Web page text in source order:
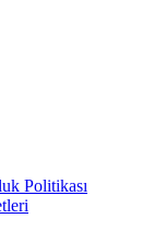
Politikası